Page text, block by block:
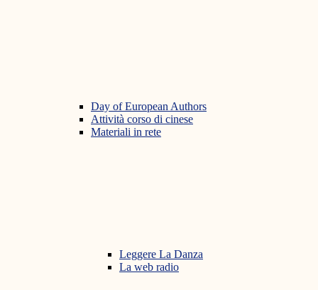
Day of European Authors
Attività corso di cinese
Materiali in rete
Leggere La Danza
La web radio